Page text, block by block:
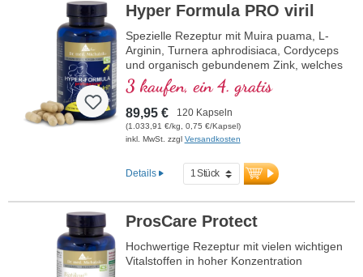
Hyper Formula PRO viril
Spezielle Rezeptur mit Muira puama, L-
Arginin, Turnera aphrodisiaca, Cordyceps
und organisch gebundenem Zink, welches
zum Erhalt einer normalen
Zeugungsfähigkeit und zu einem
normalen Testosteronspiegel im Blut
beiträgt.
3 kaufen, ein 4. gratis
89,95 € 120 Kapseln
(1.033,91 €/kg, 0,75 €/Kapsel)
inkl. MwSt. zzgl Versandkosten
Details
ProsCare Protect
Hochwertige Rezeptur mit vielen wichtigen
Vitalstoffen in hoher Konzentration